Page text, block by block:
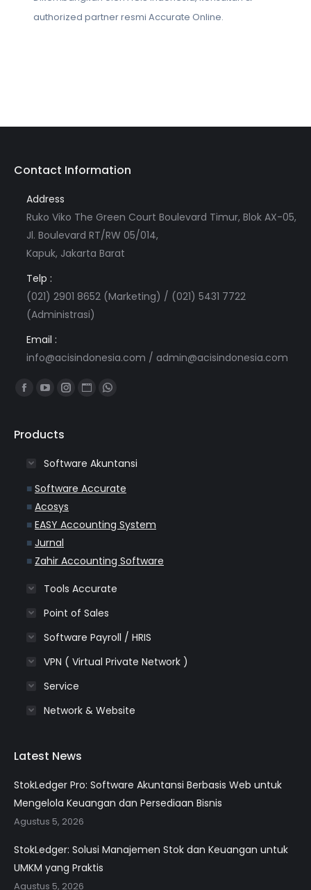
authorized partner resmi Accurate Online.
Contact Information
Address
Ruko Viko The Green Court Boulevard Timur, Blok AX-05,
Jl. Boulevard RT/RW 05/014,
Kapuk, Jakarta Barat
Telp :
(021) 2901 8652 (Marketing) / (021) 5431 7722
(Administrasi)
Email :
info@acisindonesia.com / admin@acisindonesia.com
Find us on:
Facebook
opens
new
window
YouTube
opens
new
window
Instagram
new
window
Website
new
window
Whatsapp
new
window
Products
Software Akuntansi
■ Software Accurate
■ Acosys
■ EASY Accounting System
■ Jurnal
■ Zahir Accounting Software
Tools Accurate
Point of Sales
Software Payroll / HRIS
VPN ( Virtual Private Network )
Service
Network & Website
Latest News
StokLedger Pro: Software Akuntansi Berbasis Web untuk
Mengelola Keuangan dan Persediaan Bisnis
Agustus 5, 2026
StokLedger: Solusi Manajemen Stok dan Keuangan untuk
UMKM yang Praktis
Agustus 5, 2026